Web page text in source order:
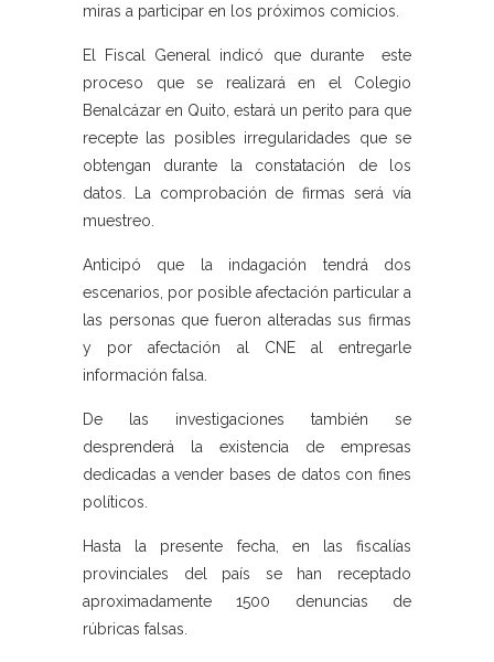
miras a participar en los próximos comicios.
El Fiscal General indicó que durante este
proceso que se realizará en el Colegio
Benalcázar en Quito, estará un perito para que
recepte las posibles irregularidades que se
obtengan durante la constatación de los
datos. La comprobación de firmas será vía
muestreo.
Anticipó que la indagación tendrá dos
escenarios, por posible afectación particular a
las personas que fueron alteradas sus firmas
y por afectación al CNE al entregarle
información falsa.
De las investigaciones también se
desprenderá la existencia de empresas
dedicadas a vender bases de datos con fines
políticos.
Hasta la presente fecha, en las fiscalías
provinciales del país se han receptado
aproximadamente 1500 denuncias de
rúbricas falsas.